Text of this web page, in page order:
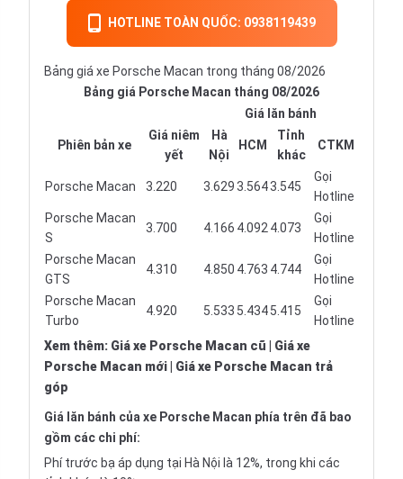
HOTLINE TOÀN QUỐC: 0938119439
Bảng giá xe Porsche Macan trong tháng 08/2026
Bảng giá Porsche Macan tháng 08/2026
Giá lăn bánh
Phiên bản xe
Giá niêm
yết
Hà
Nội
HCM
Tỉnh
khác
CTKM
Porsche Macan 3.220 3.6293.5643.545
Gọi
Hotline
Porsche Macan
S
3.700 4.166 4.092 4.073
Gọi
Hotline
Porsche Macan
GTS
4.310 4.850 4.763 4.744
Gọi
Hotline
Porsche Macan
Turbo
4.920 5.533 5.4345.415
Gọi
Hotline
Xem thêm: Giá xe Porsche Macan cũ
Giá xe
Porsche Macan mới
Giá xe Porsche Macan trả
góp
Giá lăn bánh của xe Porsche Macan phía trên đã bao
gồm các chi phí:
Phí trước bạ áp dụng tại Hà Nội là 12%, trong khi các